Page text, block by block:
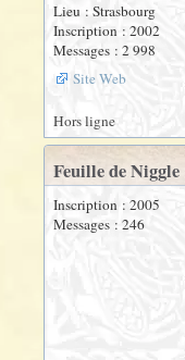
Lieu : Strasbourg
Inscription : 2002
Messages : 2 998
Site Web
Hors ligne
Feuille de Niggle
Inscription : 2005
Messages : 246